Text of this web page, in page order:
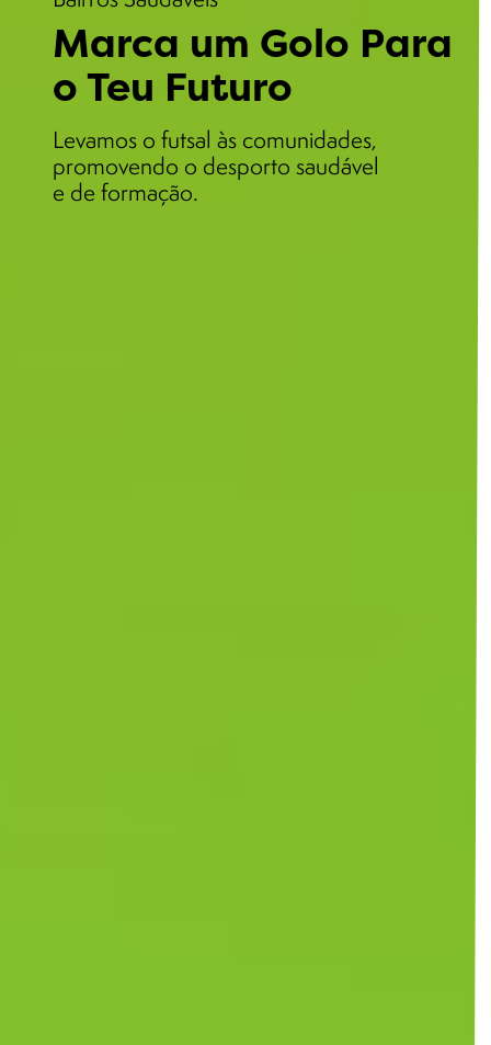
Marca um Golo Para
o Teu Futuro
Levamos o futsal às comunidades,
promovendo o desporto saudável
e de formação.